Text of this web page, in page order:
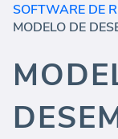
SOFTWARE DE